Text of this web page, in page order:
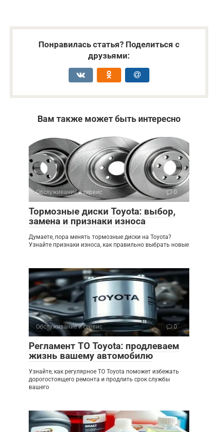
Понравилась статья? Поделиться с
друзьями:
Вам также может быть интересно
Обслуживание и сервис 0
Тормозные диски Toyota: выбор,
замена и признаки износа
Думаете, пора менять тормозные диски на Toyota?
Узнайте признаки износа, как правильно выбрать новые
Обслуживание и сервис 0
Регламент ТО Toyota: продлеваем
жизнь вашему автомобилю
Узнайте, как регулярное ТО Toyota поможет избежать
дорогостоящего ремонта и продлить срок службы
вашего